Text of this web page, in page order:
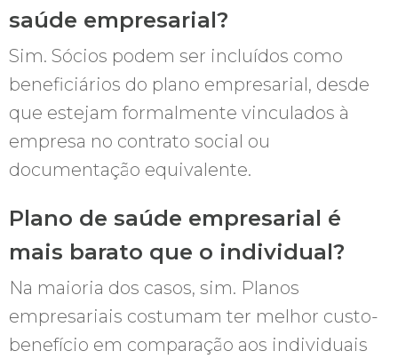
saúde empresarial?
Sim. Sócios podem ser incluídos como
beneficiários do plano empresarial, desde
que estejam formalmente vinculados à
empresa no contrato social ou
documentação equivalente.
Plano de saúde empresarial é
mais barato que o individual?
Na maioria dos casos, sim. Planos
empresariais costumam ter melhor custo-
benefício em comparação aos individuais